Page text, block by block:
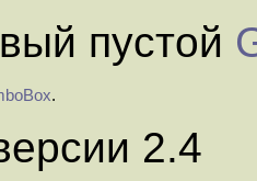
пустой
.
2.4